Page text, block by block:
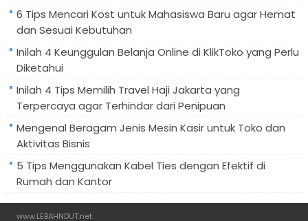
6 Tips Mencari Kost untuk Mahasiswa Baru agar Hemat
dan Sesuai Kebutuhan
Inilah 4 Keunggulan Belanja Online di KlikToko yang Perlu
Diketahui
Inilah 4 Tips Memilih Travel Haji Jakarta yang
Terpercaya agar Terhindar dari Penipuan
Mengenal Beragam Jenis Mesin Kasir untuk Toko dan
Aktivitas Bisnis
5 Tips Menggunakan Kabel Ties dengan Efektif di
Rumah dan Kantor
www.LEBAHNDUT.net.